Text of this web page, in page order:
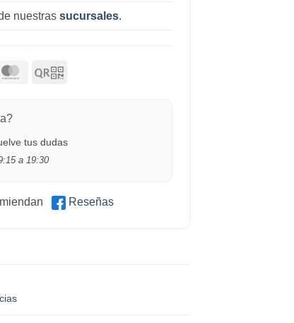
nuestras sucursales.
tus dudas
a 19:30
Reseñas